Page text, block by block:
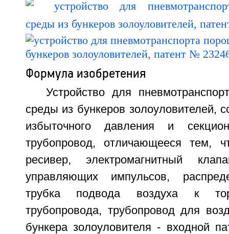
Формула изобретения
Устройство для
среды из бункеров золоуловителей,
избыточного давления и
трубопровод, отличающееся тем,
ресивер, электромагнитный
управляющих импульсов,
трубка подвода воздуха к
трубопровода, трубопровод для
бункера золоуловителя - входной